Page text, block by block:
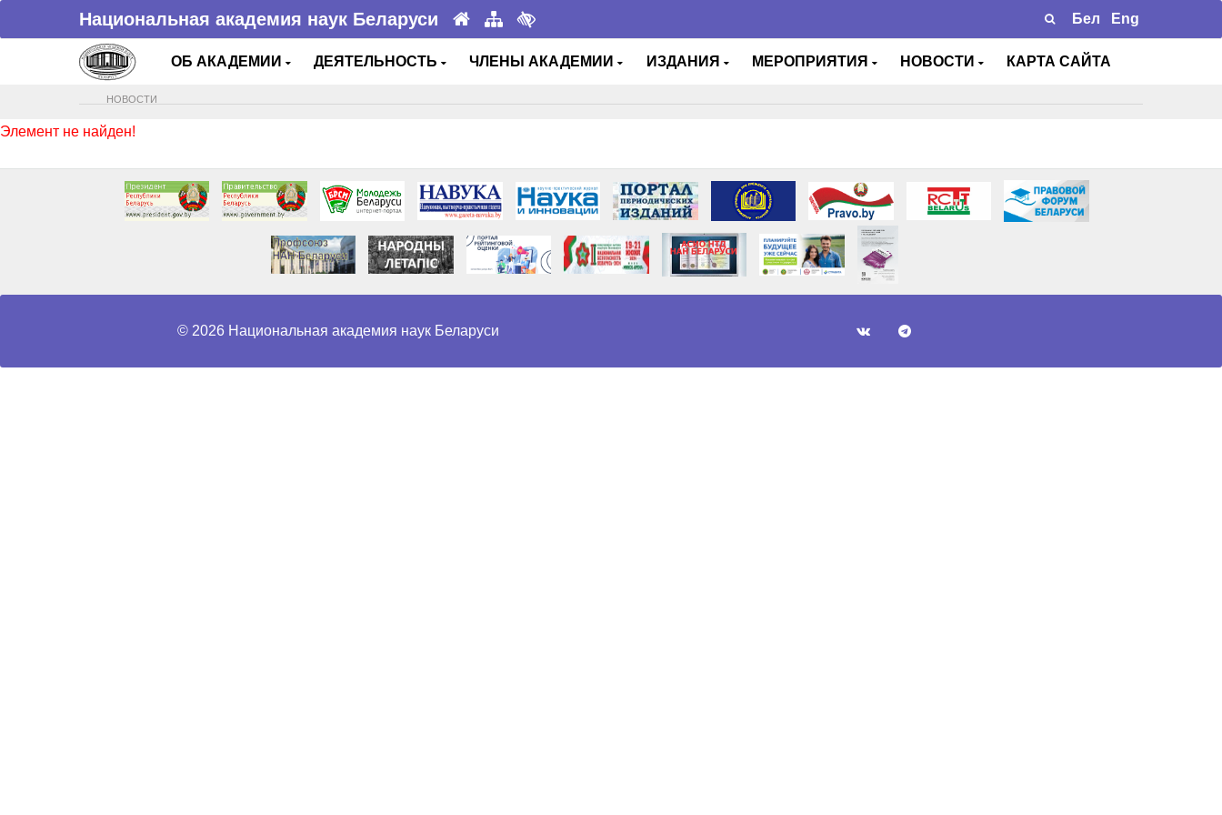
Национальная академия наук Беларуси Бел Eng
ОБ АКАДЕМИИ ДЕЯТЕЛЬНОСТЬ ЧЛЕНЫ АКАДЕМИИ ИЗДАНИЯ МЕРОПРИЯТИЯ НОВОСТИ КАРТА САЙТА
НОВОСТИ
Элемент не найден!
© 2026 Национальная академия наук Беларуси